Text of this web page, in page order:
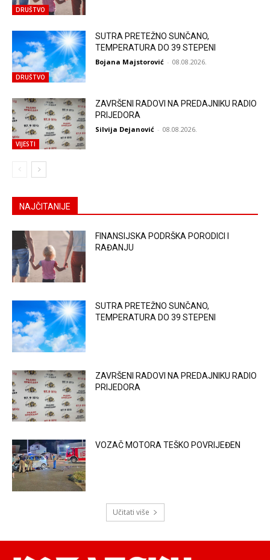
DRUŠTVO
DRUŠTVO
SUTRA PRETEŽNO SUNČANO,
TEMPERATURA DO 39 STEPENI
Bojana Majstorović - 08.08.2026.
VIJESTI
ZAVRŠENI RADOVI NA PREDAJNIKU RADIO
PRIJEDORA
Silvija Dejanović - 08.08.2026.
NAJČITANIJE
FINANSIJSKA PODRŠKA PORODICI I
RAĐANJU
SUTRA PRETEŽNO SUNČANO,
TEMPERATURA DO 39 STEPENI
ZAVRŠENI RADOVI NA PREDAJNIKU RADIO
PRIJEDORA
VOZAČ MOTORA TEŠKO POVRIJEĐEN
Učitati više